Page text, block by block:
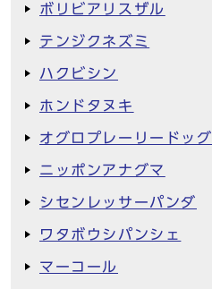
ボリビアリスザル
テンジクネズミ
ハクビシン
ホンドタヌキ
オグロプレーリードッグ
ニッポンアナグマ
シセンレッサーパンダ
ワタボウシパンシェ
マーコール